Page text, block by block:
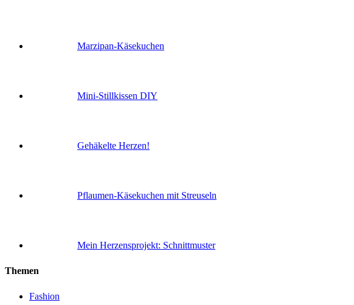
Marzipan-Käsekuchen
Mini-Stillkissen DIY
Gehäkelte Herzen!
Pflaumen-Käsekuchen mit Streuseln
Mein Herzensprojekt: Schnittmuster
Themen
Fashion